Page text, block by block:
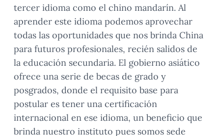
tercer idioma como el chino mandarín. Al
aprender este idioma podemos aprovechar
todas las oportunidades que nos brinda China
para futuros profesionales, recién salidos de
la educación secundaria. El gobierno asiático
ofrece una serie de becas de grado y
posgrados, donde el requisito base para
postular es tener una certificación
internacional en ese idioma, un beneficio que
brinda nuestro instituto pues somos sede